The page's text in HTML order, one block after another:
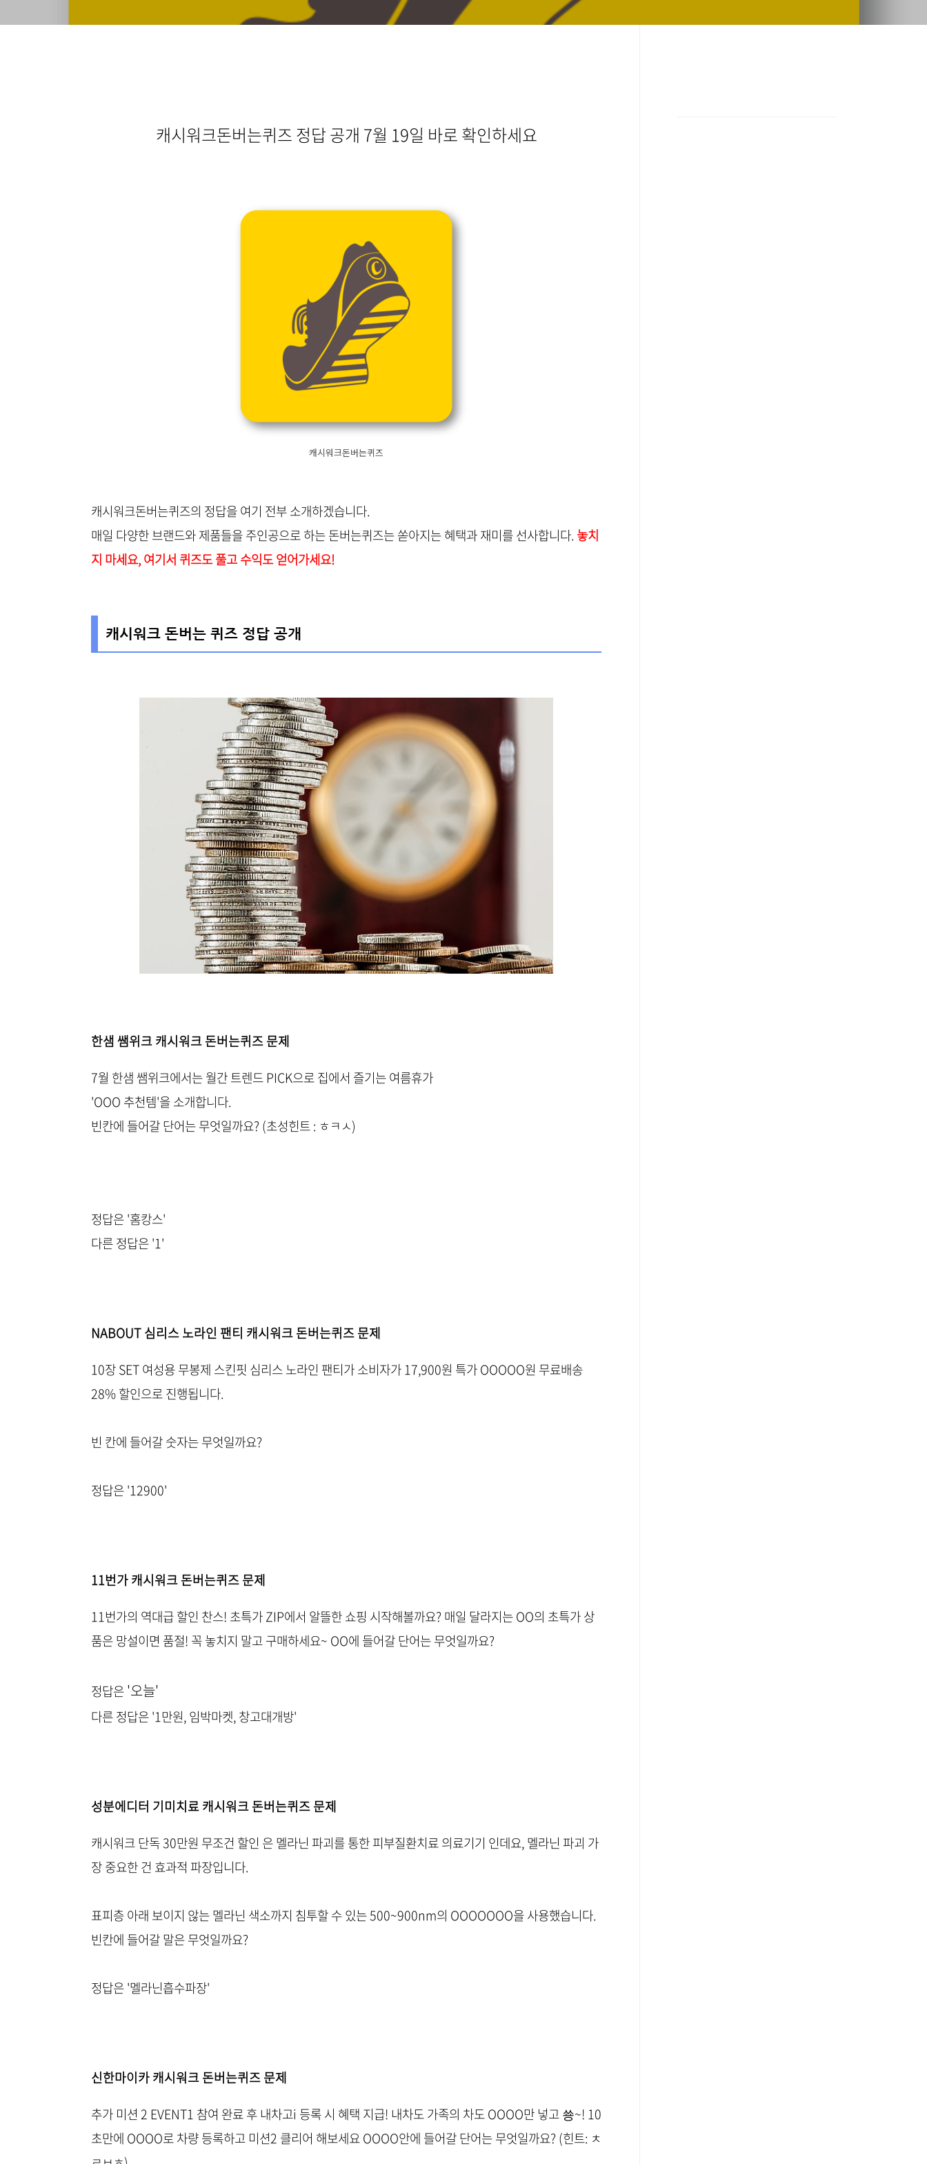
캐시워크돈버는퀴즈 정답 공개 7월 19일 바로 확인하세요
캐시워크돈버는퀴즈
캐시워크돈버는퀴즈의 정답을 여기 전부 소개하겠습니다.
매일 다양한 브랜드와 제품들을 주인공으로 하는 돈버는퀴즈는 쏟아지는 혜택과 재미를 선사합니다. 놓치
지 마세요, 여기서 퀴즈도 풀고 수익도 얻어가세요!
캐시워크 돈버는 퀴즈 정답 공개
한샘 쌤위크 캐시워크 돈버는퀴즈 문제
7월 한샘 쌤위크에서는 월간 트렌드 PICK으로 집에서 즐기는 여름휴가
'OOO 추천템'을 소개합니다.
빈칸에 들어갈 단어는 무엇일까요? (초성힌트 : ㅎㅋㅅ)
정답은 '홈캉스'
다른 정답은 '1'
NABOUT 심리스 노라인 팬티 캐시워크 돈버는퀴즈 문제
10장 SET 여성용 무봉제 스킨핏 심리스 노라인 팬티가 소비자가 17,900원 특가 OOOOO원 무료배송
28% 할인으로 진행됩니다.
빈 칸에 들어갈 숫자는 무엇일까요?
정답은 '12900'
11번가 캐시워크 돈버는퀴즈 문제
11번가의 역대급 할인 찬스! 초특가 ZIP에서 알뜰한 쇼핑 시작해볼까요? 매일 달라지는 OO의 초특가 상
품은 망설이면 품절! 꼭 놓치지 말고 구매하세요~ OO에 들어갈 단어는 무엇일까요?
정답은'오늘'
다른 정답은 '1만원, 임박마켓, 창고대개방'
성분에디터 기미치료 캐시워크 돈버는퀴즈 문제
캐시워크 단독 30만원 무조건 할인 은 멜라닌 파괴를 통한 피부질환치료 의료기기 인데요, 멜라닌 파괴 가
장 중요한 건 효과적 파장입니다.
표피층 아래 보이지 않는 멜라닌 색소까지 침투할 수 있는 500~900nm의 OOOOOOO을 사용했습니다.
빈칸에 들어갈 말은 무엇일까요?
정답은 '멜라닌흡수파장'
신한마이카 캐시워크 돈버는퀴즈 문제
추가 미션 2 EVENT1 참여 완료 후 내차고i 등록 시 혜택 지급! 내차도 가족의 차도 OOOO만 넣고 쑝~! 10
초만에 OOOO로 차량 등록하고 미션2 클리어 해보세요 OOOO안에 들어갈 단어는 무엇일까요? (힌트: ㅊ